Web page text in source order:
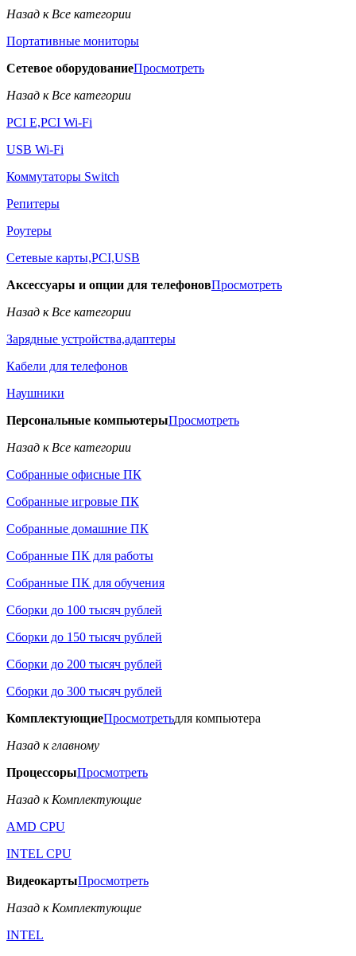
Назад к Все категории
Портативные мониторы
Сетевое оборудованиеПросмотреть
Назад к Все категории
PCI E,PCI Wi-Fi
USB Wi-Fi
Коммутаторы Switch
Репитеры
Роутеры
Сетевые карты,PCI,USB
Аксессуары и опции для телефоновПросмотреть
Назад к Все категории
Зарядные устройства,адаптеры
Кабели для телефонов
Наушники
Персональные компьютерыПросмотреть
Назад к Все категории
Собранные офисные ПК
Собранные игровые ПК
Собранные домашние ПК
Собранные ПК для работы
Собранные ПК для обучения
Сборки до 100 тысяч рублей
Сборки до 150 тысяч рублей
Сборки до 200 тысяч рублей
Сборки до 300 тысяч рублей
КомплектующиеПросмотретьдля компьютера
Назад к главному
ПроцессорыПросмотреть
Назад к Комплектующие
AMD CPU
INTEL CPU
ВидеокартыПросмотреть
Назад к Комплектующие
INTEL